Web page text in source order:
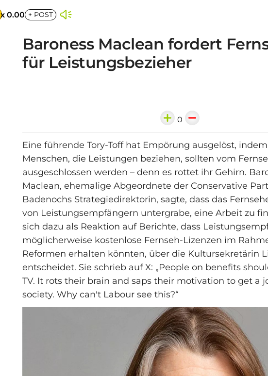
x 0.00 + POST
Baroness Maclean fordert
für Leistungsbezieher
0
Eine führende Tory-Toff hat Empörung ausgelöst,
Menschen, die Leistungen beziehen, sollten vom
ausgeschlossen werden – denn es rottet ihr Gehirn.
Maclean, ehemalige Abgeordnete der Conservative
Badenochs Strategiedirektorin, sagte, dass das
von Leistungsempfängern untergrabe, eine Arbeit zu
sich dazu als Reaktion auf Berichte, dass
möglicherweise kostenlose Fernseh-Lizenzen im
Reformen erhalten könnten, über die Kultursekretärin
entscheidet. Sie schrieb auf X: „People on benefits
TV. It rots their brain and saps their motivation to get a
society. Why can't Labour see this?“